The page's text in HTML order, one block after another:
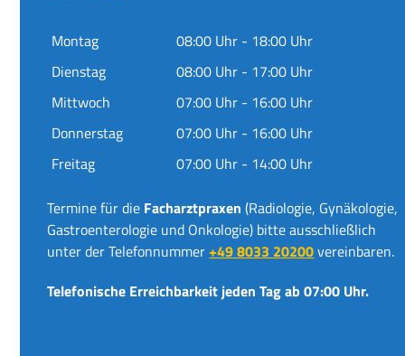
Montag
08:00 Uhr - 18:00 Uhr
Dienstag
08:00 Uhr - 17:00 Uhr
Mittwoch
07:00 Uhr - 16:00 Uhr
Donnerstag
07:00 Uhr - 16:00 Uhr
Freitag
07:00 Uhr - 14:00 Uhr
Termine für die Facharztpraxen (Radiologie, Gynäkologie,
Gastroenterologie und Onkologie) bitte ausschließlich
unter der Telefonnummer+49 8033 20200vereinbaren.
Telefonische Erreichbarkeit jeden Tag ab 07:00 Uhr.